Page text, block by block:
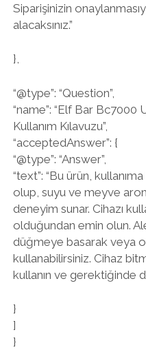
Siparişinizin
alacaksınız.”
},
“@type”: “Question”,
“name”: “Elf Bar
Kullanım Kılavuzu”,
“acceptedAnswer”: {
“@type”: “Answer”,
“text”: “Bu ürün,
olup, suyu ve meyve
deneyim sunar. Cihazı
olduğundan emin olun.
düğmeye basarak veya
kullanabilirsiniz. Cihaz
kullanın ve gerektiğinde
}
]
}